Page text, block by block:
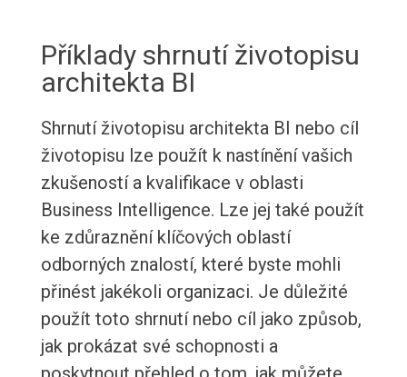
Příklady shrnutí životopisu
architekta BI
Shrnutí životopisu architekta BI nebo cíl
životopisu lze použít k nastínění vašich
zkušeností a kvalifikace v oblasti
Business Intelligence. Lze jej také použít
ke zdůraznění klíčových oblastí
odborných znalostí, které byste mohli
přinést jakékoli organizaci. Je důležité
použít toto shrnutí nebo cíl jako způsob,
jak prokázat své schopnosti a